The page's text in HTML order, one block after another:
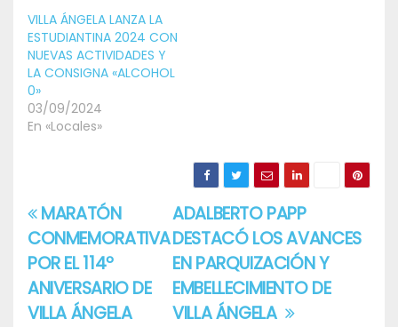
VILLA ÁNGELA LANZA LA
ESTUDIANTINA 2024 CON
NUEVAS ACTIVIDADES Y
LA CONSIGNA «ALCOHOL
0»
03/09/2024
En «Locales»
Navegación
de
entradas
ADALBERTO PAPP
DESTACÓ LOS AVANCES
EN PARQUIZACIÓN Y
EMBELLECIMIENTO DE
VILLA ÁNGELA
MARATÓN
CONMEMORATIVA
POR EL 114º
ANIVERSARIO DE
VILLA ÁNGELA